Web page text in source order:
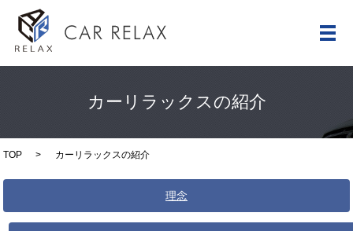
メ
カーリラックスの紹介
TOP カーリラックスの紹介
理念